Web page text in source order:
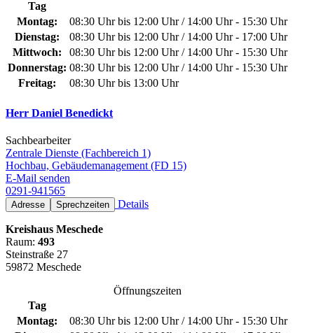
Tag
Montag:
08:30 Uhr bis 12:00 Uhr / 14:00 Uhr - 15:30 Uhr
Dienstag:
08:30 Uhr bis 12:00 Uhr / 14:00 Uhr - 17:00 Uhr
Mittwoch:
08:30 Uhr bis 12:00 Uhr / 14:00 Uhr - 15:30 Uhr
Donnerstag: 08:30 Uhr bis 12:00 Uhr / 14:00 Uhr - 15:30 Uhr
Freitag:
08:30 Uhr bis 13:00 Uhr
Herr Daniel Benedickt
Sachbearbeiter
Zentrale Dienste (Fachbereich 1)
Hochbau, Gebäudemanagement (FD 15)
E-Mail senden
0291-941565
Adresse Sprechzeiten Details
Kreishaus Meschede
Raum: 493
Steinstraße 27
59872 Meschede
Öffnungszeiten
Tag
Montag:
08:30 Uhr bis 12:00 Uhr / 14:00 Uhr - 15:30 Uhr